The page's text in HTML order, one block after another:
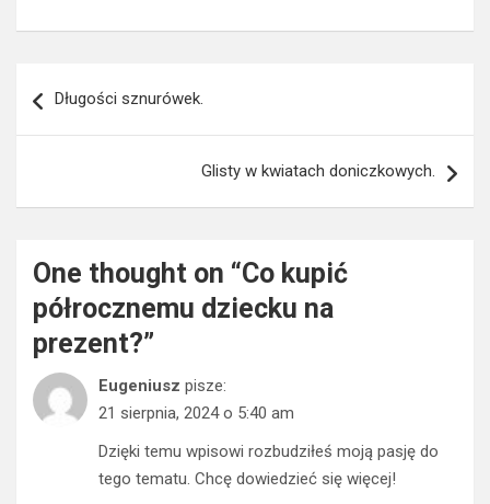
wpisu
Długości sznurówek.
Glisty w kwiatach doniczkowych.
One thought on “Co kupić
półrocznemu dziecku na
prezent?”
Eugeniusz pisze:
21 sierpnia, 2024 o 5:40 am
Dzięki temu wpisowi rozbudziłeś moją pasję do
tego tematu. Chcę dowiedzieć się więcej!